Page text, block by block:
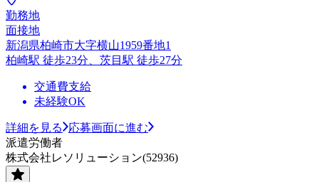
勤務地
面接地
新潟県柏崎市大字横山1959番地1
柏崎駅 徒歩23分、茨目駅 徒歩27分
交通費支給
未経験OK
詳細を見る
応募画面に進む
派遣労働者
株式会社レソリューション(52936)